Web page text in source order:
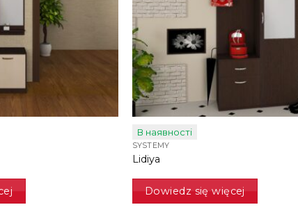
В наявності
SYSTEMY
Lidiya
Dowiedz się więcej